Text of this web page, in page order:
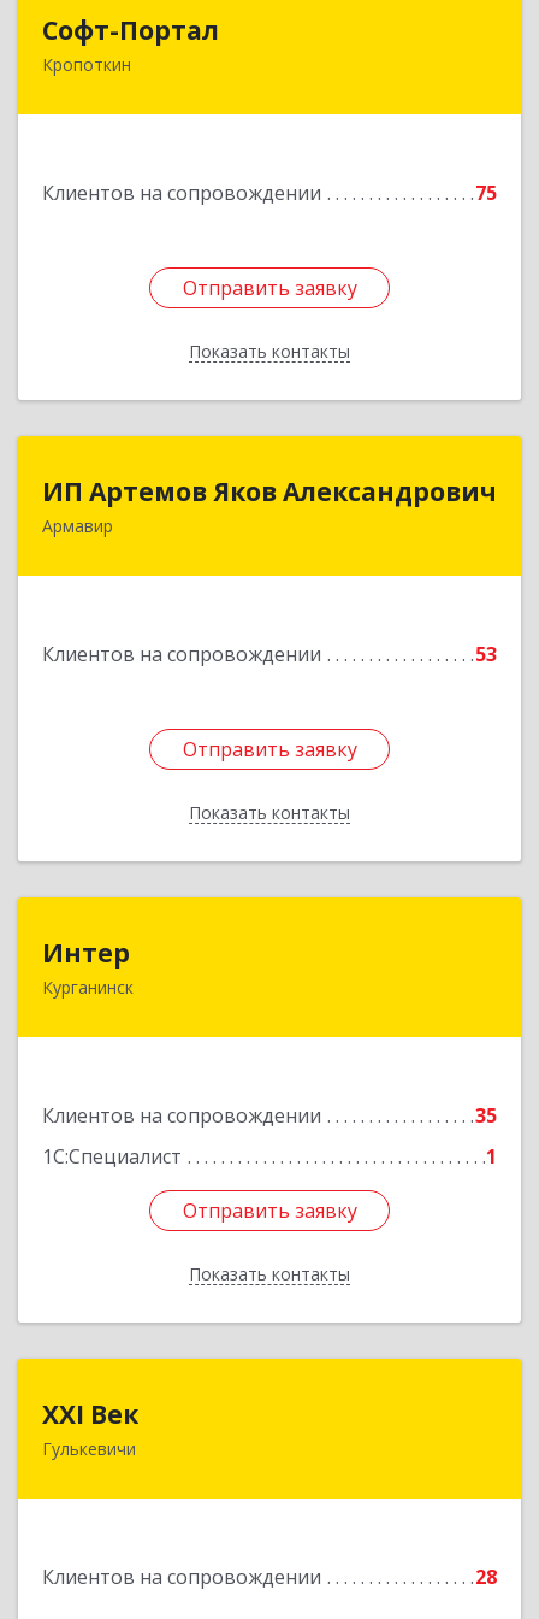
Софт-Портал
Кропоткин
Клиентов на сопровождении 75
Отправить заявку
Показать контакты
352395, Краснодарский край, Кавказский р-н,
Отправить заявку
Назад
ИП Артемов Яков Александрович
Армавир
Клиентов на сопровождении 53
Отправить заявку
Показать контакты
Отправить заявку
Назад
Интер
Курганинск
Клиентов на сопровождении
35
1С:Специалист
1
Отправить заявку
Показать контакты
352430, Краснодарский край, Курганинск г,
Отправить заявку
Назад
XXI Век
Гулькевичи
Клиентов на сопровождении 28